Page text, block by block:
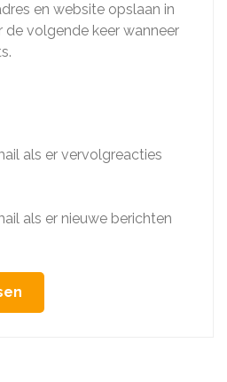
en website opslaan in
volgende keer wanneer
als er vervolgreacties
als er nieuwe berichten